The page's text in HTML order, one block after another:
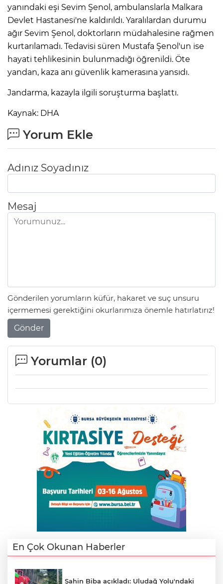
yanındaki eşi Sevim Şenol, ambulanslarla Malkara
Devlet Hastanesi'ne kaldırıldı. Yaralılardan durumu
ağır Sevim Şenol, doktorların müdahalesine rağmen
kurtarılamadı. Tedavisi süren Mustafa Şenol'un ise
hayati tehlikesinin bulunmadığı öğrenildi. Öte
yandan, kaza anı güvenlik kamerasına yansıdı.
Jandarma, kazayla ilgili soruşturma başlattı.
Kaynak: DHA
Yorum Ekle
Adınız Soyadınız
Mesaj
Gönderilen yorumların küfür, hakaret ve suç unsuru
içermemesi gerektiğini okurlarımıza önemle hatırlatırız!
Gönder
Yorumlar (0)
En Çok Okunan Haberler
Şahin Biba açıkladı: Uludağ Yolu'ndaki